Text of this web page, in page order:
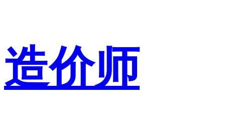
造价师